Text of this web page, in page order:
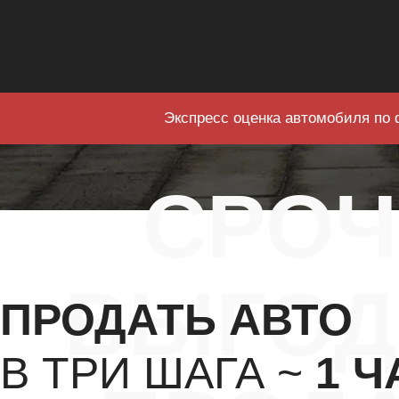
Экспресс оценка автомобиля
ПРОДАТЬ АВТО
В ТРИ ШАГА ~ 1